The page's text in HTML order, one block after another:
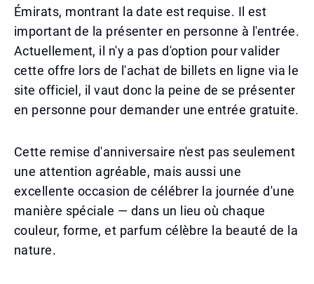
Émirats, montrant la date est requise. Il est
important de la présenter en personne à l'entrée.
Actuellement, il n'y a pas d'option pour valider
cette offre lors de l'achat de billets en ligne via le
site officiel, il vaut donc la peine de se présenter
en personne pour demander une entrée gratuite.
Cette remise d'anniversaire n'est pas seulement
une attention agréable, mais aussi une
excellente occasion de célébrer la journée d'une
manière spéciale — dans un lieu où chaque
couleur, forme, et parfum célèbre la beauté de la
nature.